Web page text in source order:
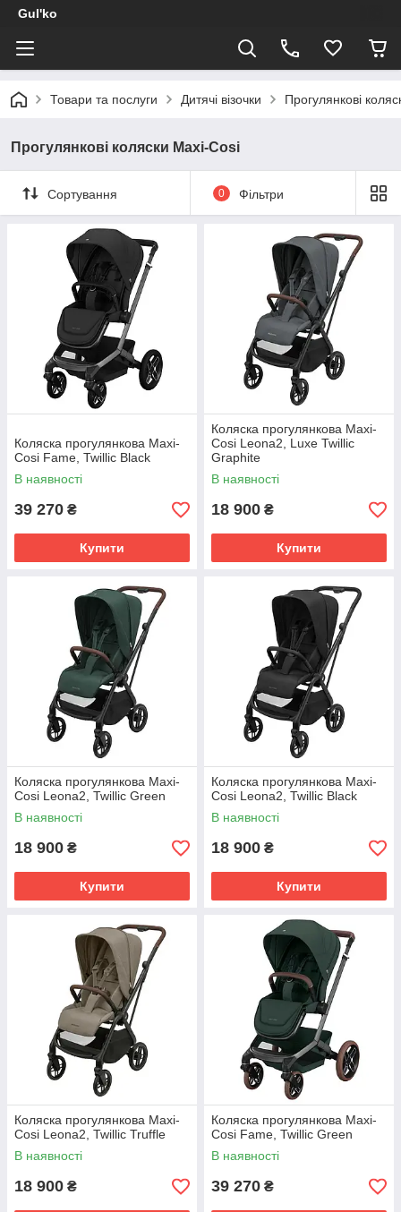
Gul'ko
Товари та послуги Дитячі візочки Прогулянкові
Прогулянкові коляски Maxi-Cosi
Сортування 0 Фільтри
Коляска прогулянкова Maxi-
Cosi Fame, Twillic Black
В наявності
39 270 ₴
Купити
Коляска прогулянкова Maxi-
Cosi Leona2, Luxe Twillic
Graphite
В наявності
18 900 ₴
Купити
Коляска прогулянкова Maxi-
Cosi Leona2, Twillic Green
В наявності
18 900 ₴
Купити
Коляска прогулянкова Maxi-
Cosi Leona2, Twillic Black
В наявності
18 900 ₴
Купити
Коляска прогулянкова Maxi-
Cosi Leona2, Twillic Truffle
В наявності
18 900 ₴
Коляска прогулянкова Maxi-
Cosi Fame, Twillic Green
В наявності
39 270 ₴